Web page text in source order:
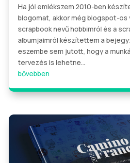
Ha jól emlékszem 2010-ben
blogomat, akkor még blogspot-os
scrapbook nevű hobbimról és a
albumjaimról készítettem a
eszembe sem jutott, hogy a
tervezés is lehetne...
bővebben